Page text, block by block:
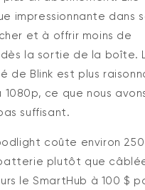
impressionnante dans
et à offrir moins de
la sortie de la boîte.
de Blink est plus
1080p, ce que nous
suffisant.
coûte environ
plutôt que
le SmartHub à 100 $